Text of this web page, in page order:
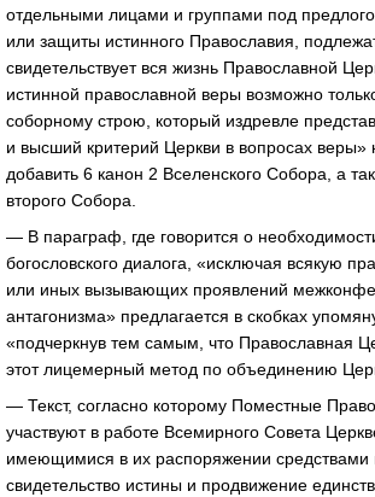
отдельными лицами и группами под
или защиты истинного Православия,
свидетельствует вся жизнь Православной
истинной православной веры возможно
соборному строю, который издревле
и высший критерий Церкви в вопросах веры»
добавить 6 канон 2 Вселенского Собора, а
второго Собора.
— В параграф, где говорится о
богословского диалога, «исключая всякую
или иных вызывающих проявлений
антагонизма» предлагается в скобках
«подчеркнув тем самым, что Православная
этот лицемерный метод по объединению
— Текст, согласно которому Поместные
участвуют в работе Всемирного Совета
имеющимися в их распоряжении средствами
свидетельство истины и продвижение